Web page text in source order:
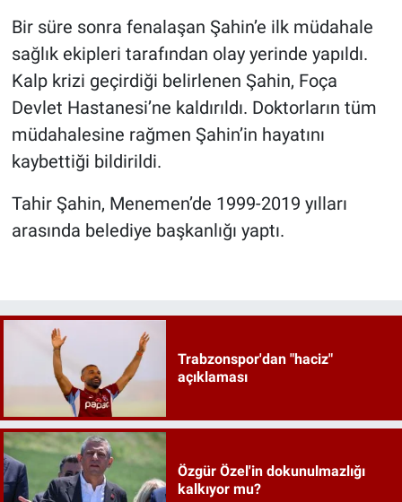
Bir süre sonra fenalaşan Şahin’e ilk müdahale
sağlık ekipleri tarafından olay yerinde yapıldı.
Kalp krizi geçirdiği belirlenen Şahin, Foça
Devlet Hastanesi’ne kaldırıldı. Doktorların tüm
müdahalesine rağmen Şahin’in hayatını
kaybettiği bildirildi.
Tahir Şahin, Menemen’de 1999-2019 yılları
arasında belediye başkanlığı yaptı.
Trabzonspor'dan "haciz"
açıklaması
Özgür Özel'in dokunulmazlığı
kalkıyor mu?